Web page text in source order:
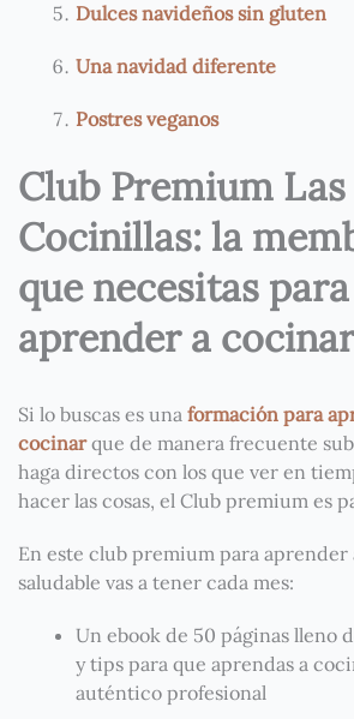
Dulces navideños sin gluten
Una navidad diferente
Postres veganos
Club Premium
Cocinillas: la
que necesitas para
aprender a cocinar
Si lo buscas es una formación para
cocinarque de manera frecuente
haga directos con los que ver en
hacer las cosas, el Club premium es
En este club premium para
saludable vas a tener cada mes:
Un ebook de 50 páginas lleno
y tips para que aprendas a
auténtico profesional